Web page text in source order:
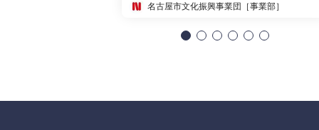
名古屋市文化振興事業団［事業部］